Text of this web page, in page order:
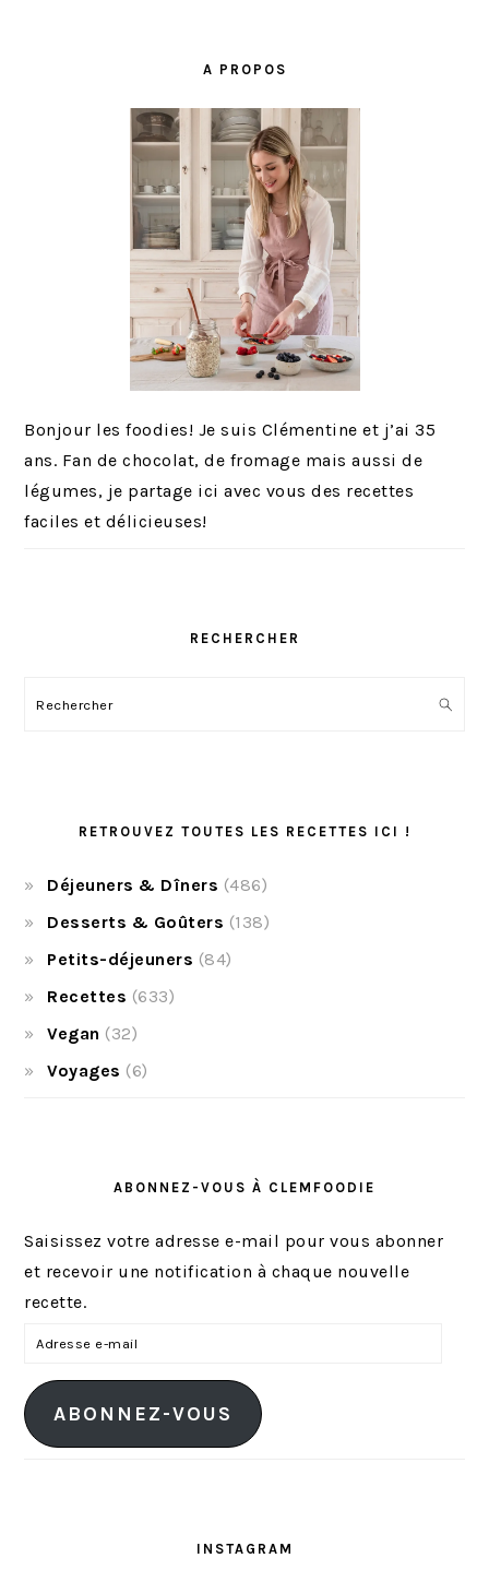
A PROPOS
Bonjour les foodies! Je suis Clémentine et j’ai 35
ans. Fan de chocolat, de fromage mais aussi de
légumes, je partage ici avec vous des recettes
faciles et délicieuses!
RECHERCHER
Rechercher
RETROUVEZ TOUTES LES RECETTES ICI !
Déjeuners & Dîners (486)
Desserts & Goûters (138)
Petits-déjeuners (84)
Recettes (633)
Vegan (32)
Voyages (6)
ABONNEZ-VOUS À CLEMFOODIE
Saisissez votre adresse e-mail pour vous abonner
et recevoir une notification à chaque nouvelle
recette.
r
e
ABONNEZ-VOUS
INSTAGRAM